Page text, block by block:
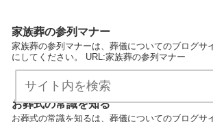
家族葬の参列マナー
家族葬の参列マナーは、葬儀についてのブログサ
にしてください。 URL:家族葬の参列マナー
お葬式の常識を知る
お葬式の常識を知るは、葬儀についてのブログサ